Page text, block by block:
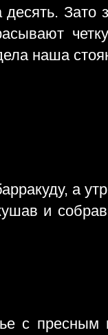
десять. Зато
наша
а
и
с пресным